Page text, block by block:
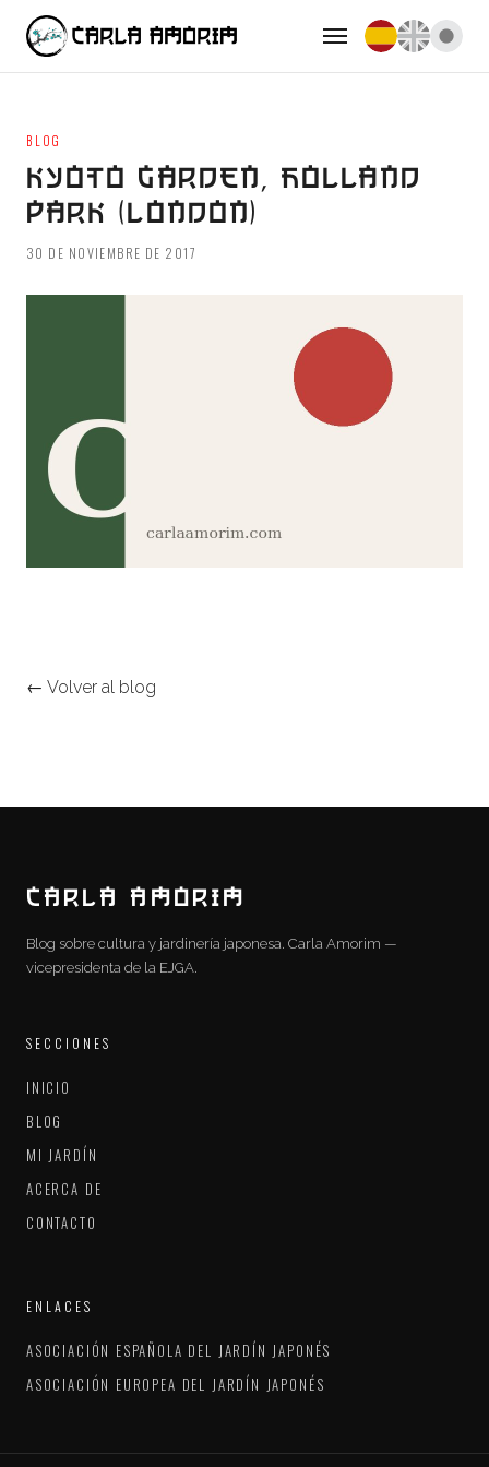
BLOG
KYOTO GARDEN, HOLLAND
PARK (LONDON)
30 DE NOVIEMBRE DE 2017
← Volver al blog
CARLA AMORIM
Blog sobre cultura y jardinería japonesa. Carla Amorim —
vicepresidenta de la EJGA.
SECCIONES
INICIO
BLOG
MI JARDÍN
ACERCA DE
CONTACTO
ENLACES
ASOCIACIÓN ESPAÑOLA DEL JARDÍN JAPONÉS
ASOCIACIÓN EUROPEA DEL JARDÍN JAPONÉS